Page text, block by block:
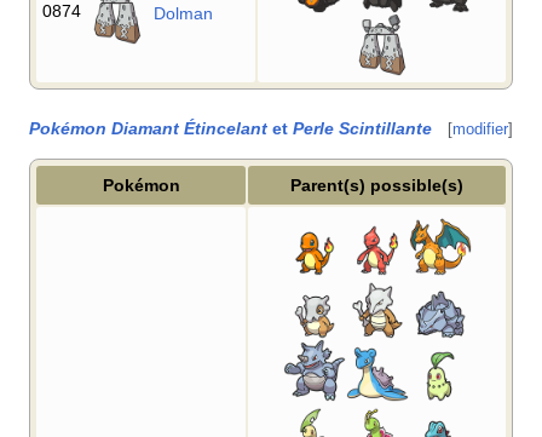
0874 Dolman
Pokémon Diamant Étincelant et Perle Scintillante [modifier]
Pokémon Parent(s) possible(s)